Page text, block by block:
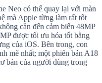
Neo có thể quay lại với màn
mà Apple từng làm rất tốt
cần đến cảm biến 48MP
được tối ưu hóa tốt bằng
của iOS. Bên trong, con
mẽ nhất; một phiên bản A18
bản của người dùng trong